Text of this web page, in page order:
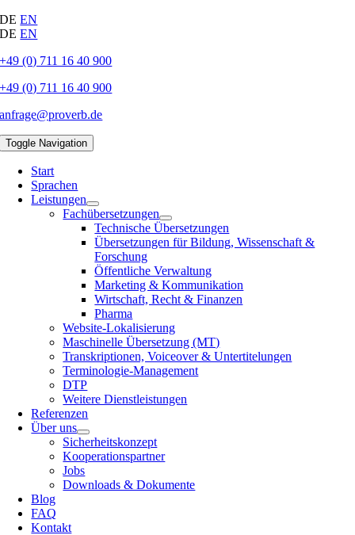
DE EN
DE EN
+49 (0) 711 16 40 900
+49 (0) 711 16 40 900
anfrage@proverb.de
Toggle Navigation
Start
Sprachen
Leistungen
Fachübersetzungen
Technische Übersetzungen
Übersetzungen für Bildung, Wissenschaft &
Forschung
Öffentliche Verwaltung
Marketing & Kommunikation
Wirtschaft, Recht & Finanzen
Pharma
Website-Lokalisierung
Maschinelle Übersetzung (MT)
Transkriptionen, Voiceover & Untertitelungen
Terminologie-Management
DTP
Weitere Dienstleistungen
Referenzen
Über uns
Sicherheitskonzept
Kooperationspartner
Jobs
Downloads & Dokumente
Blog
FAQ
Kontakt